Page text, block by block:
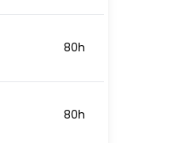
80h
80h